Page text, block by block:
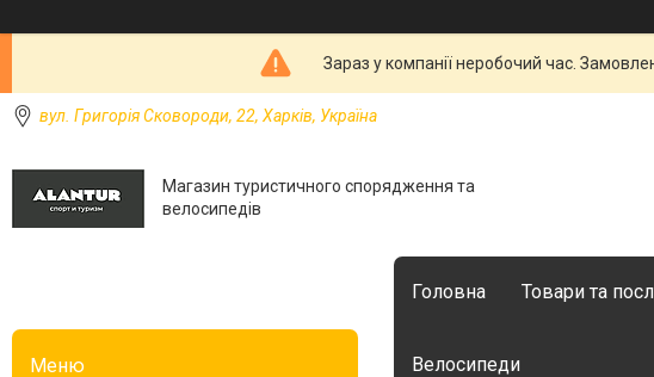
Зараз у компанії неробочий час.
вул. Григорія Сковороди, 22, Харків, Україна
Магазин туристичного спорядження та
велосипедів
Головна Товари та
Велосипеди